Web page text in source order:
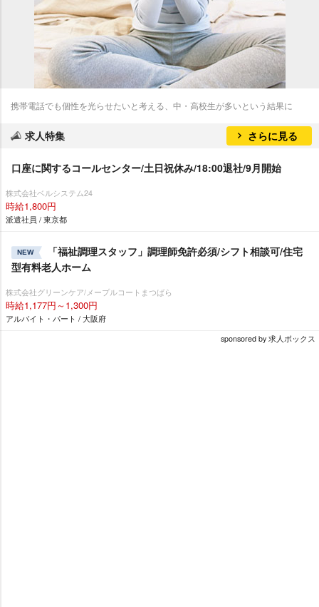
携帯電話でも個性を光らせたいと考える、中・高校生が多いという結果に
求人特集 さらに見る
口座に関するコールセンター/土日祝休み/18:00退社/9月開始
株式会社ベルシステム24
時給1,800円
派遣社員 / 東京都
NEW
「福祉調理スタッフ」調理師免許必須/シフト相談可/住宅
型有料老人ホーム
株式会社グリーンケア/メープルコートまつばら
時給1,177円～1,300円
アルバイト・パート / 大阪府
sponsored by 求人ボックス